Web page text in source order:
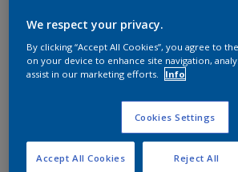
We respect your privacy.
By clicking “Accept All Cookies”, you agree to
on your device to enhance site navigation,
assist in our marketing efforts.
Info
Cookies Settings
Reject All
Accept All Cookies